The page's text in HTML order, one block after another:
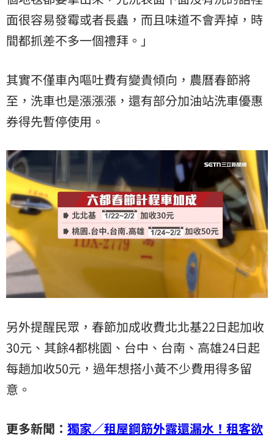
面很容易發霉或者長蟲，而且味道不會弄掉，時
間都抓差不多一個禮拜。」
其實不僅車內嘔吐費有變貴傾向，農曆春節將
至，洗車也是漲漲漲，還有部分加油站洗車優惠
券得先暫停使用。
另外提醒民眾，春節加成收費北北基22日起加收
30元、其餘4都桃園、台中、台南、高雄24日起
每趟加收50元，過年想搭小黃不少費用得多留
意。
更多新聞： 獨家／租屋鋼筋外露還漏水！租客欲